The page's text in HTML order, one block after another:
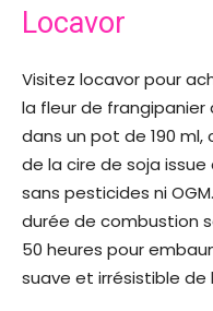
Locavor
Visitez locavor pour
la fleur de
dans un pot de 190
de la cire de soja
sans pesticides ni
durée de combustion
50 heures pour
suave et irrésistible de